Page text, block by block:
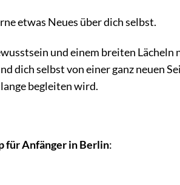
etwas Neues über dich selbst.
und einem breiten Lächeln
dich selbst von einer ganz neuen
begleiten wird.
für Anfänger in Berlin: